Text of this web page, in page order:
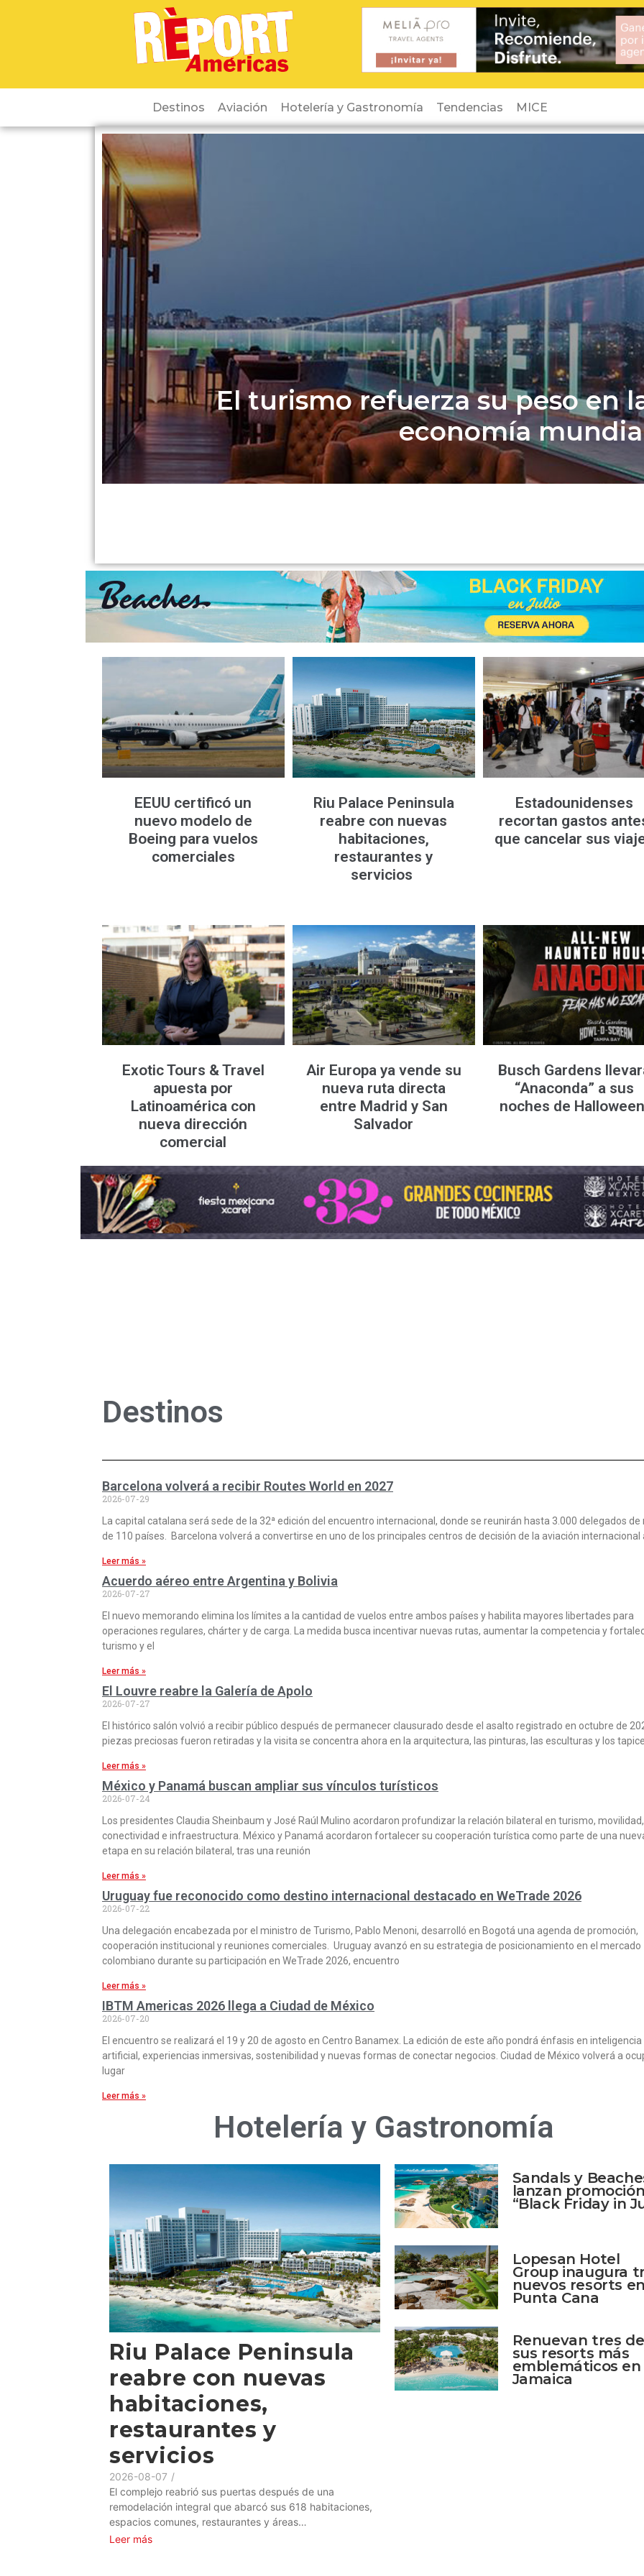
Destinos Aviación Hotelería y Gastronomía Tendencias MICE
El turismo refuerza su peso en
economía
EEUU certificó un
nuevo modelo de
Boeing para vuelos
comerciales
Riu Palace Peninsula
reabre con nuevas
habitaciones,
restaurantes y
servicios
Estadounidenses
recortan gastos
que cancelar sus
Exotic Tours & Travel
apuesta por
Latinoamérica con
nueva dirección
comercial
Air Europa ya vende su
nueva ruta directa
entre Madrid y San
Salvador
Busch Gardens
“Anaconda” a sus
noches de
Destinos
Barcelona volverá a recibir Routes World en 2027
2026-07-29
La capital catalana será sede de la 32ª edición del encuentro internacional, donde se reunirán hasta 3.000 delegados de
de 110 países. Barcelona volverá a convertirse en uno de los principales centros de decisión de la aviación internacional
Leer más »
Acuerdo aéreo entre Argentina y Bolivia
2026-07-27
El nuevo memorando elimina los límites a la cantidad de vuelos entre ambos países y habilita mayores libertades para
operaciones regulares, chárter y de carga. La medida busca incentivar nuevas rutas, aumentar la competencia y
turismo y el
Leer más »
El Louvre reabre la Galería de Apolo
2026-07-27
El histórico salón volvió a recibir público después de permanecer clausurado desde el asalto registrado en octubre de
piezas preciosas fueron retiradas y la visita se concentra ahora en la arquitectura, las pinturas, las esculturas y los
Leer más »
México y Panamá buscan ampliar sus vínculos turísticos
2026-07-24
Los presidentes Claudia Sheinbaum y José Raúl Mulino acordaron profundizar la relación bilateral en turismo, movilidad,
conectividad e infraestructura. México y Panamá acordaron fortalecer su cooperación turística como parte de una
etapa en su relación bilateral, tras una reunión
Leer más »
Uruguay fue reconocido como destino internacional destacado en WeTrade 2026
2026-07-22
Una delegación encabezada por el ministro de Turismo, Pablo Menoni, desarrolló en Bogotá una agenda de promoción,
cooperación institucional y reuniones comerciales. Uruguay avanzó en su estrategia de posicionamiento en el mercado
colombiano durante su participación en WeTrade 2026, encuentro
Leer más »
IBTM Americas 2026 llega a Ciudad de México
2026-07-20
El encuentro se realizará el 19 y 20 de agosto en Centro Banamex. La edición de este año pondrá énfasis en inteligencia
artificial, experiencias inmersivas, sostenibilidad y nuevas formas de conectar negocios. Ciudad de México volverá a
lugar
Leer más »
Hotelería y Gastronomía
Riu Palace Peninsula
reabre con nuevas
habitaciones,
restaurantes y
servicios
2026-08-07 /
El complejo reabrió sus puertas después de una
remodelación integral que abarcó sus 618 habitaciones,
espacios comunes, restaurantes y áreas…
Leer más
Sandals y
lanzan
“Black Friday in
Lopesan Hotel
Group inaugura
nuevos resorts
Punta Cana
Renuevan tres de
sus resorts más
emblemáticos en
Jamaica